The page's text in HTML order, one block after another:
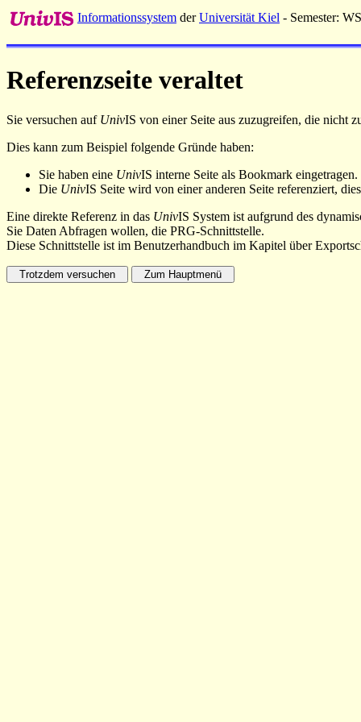
Informationssystem derUniversität Kiel - Semester:
Referenzseite veraltet
Sie versuchen auf UnivIS von einer Seite aus zuzugreifen, die nicht
Dies kann zum Beispiel folgende Gründe haben:
Sie haben eine UnivIS interne Seite als Bookmark eingetragen.
Die UnivIS Seite wird von einer anderen Seite referenziert,
Eine direkte Referenz in das UnivIS System ist aufgrund des
Sie Daten Abfragen wollen, die PRG-Schnittstelle.
Diese Schnittstelle ist im Benutzerhandbuch im Kapitel über